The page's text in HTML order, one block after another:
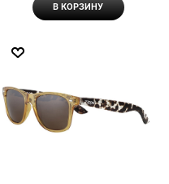
В КОРЗИНУ